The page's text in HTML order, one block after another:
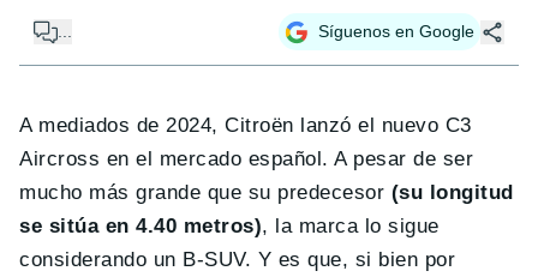
... Síguenos en Google
A mediados de 2024, Citroën lanzó el nuevo C3
Aircross en el mercado español. A pesar de ser
mucho más grande que su predecesor (su longitud
se sitúa en 4.40 metros), la marca lo sigue
considerando un B-SUV. Y es que, si bien por